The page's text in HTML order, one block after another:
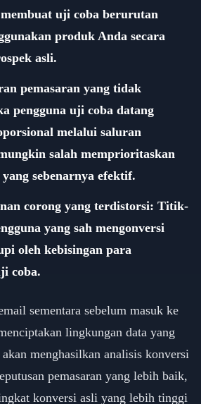
uji coba berurutan
produk Anda secara
asli.
pemasaran yang tidak
pengguna uji coba datang
melalui saluran
salah memprioritaskan
sebenarnya efektif.
corong yang terdistorsi: Titik-
yang sah mengonversi
oleh kebisingan para
coba.
sementara sebelum masuk ke
lingkungan data yang
menghasilkan analisis konversi
pemasaran yang lebih baik,
konversi asli yang lebih tinggi